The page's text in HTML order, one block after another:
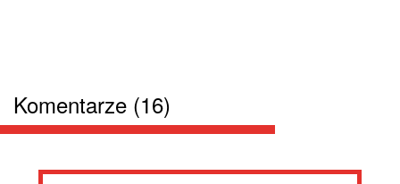
Komentarze (16)